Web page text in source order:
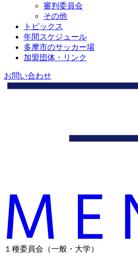
審判委員会
その他
トピックス
年間スケジュール
多摩市のサッカー場
加盟団体・リンク
お問い合わせ
１種委員会（一般・大学）